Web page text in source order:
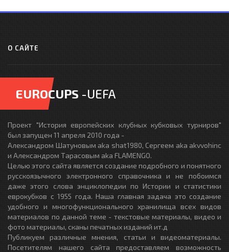
О САЙТЕ
EUROCUPS -UEFA
Проект "История европейских клубных кубковых турниров"
был запущен 11 апреля 2010 года -
Александром Шатуновым aka shat1980, Сергеем aka akvvohinc
и Александром Тарасовым aka FLAMENGO.
Целью этого сайта является создание подробного и понятного
русскоязычного электронного справочника и не побоимся
даже этого слова энциклопедии по Истории и статистики
еврокубков с 1955 года. Наша главная задача это создание
удобного и многофункционального хранилища всех видов
материалов по данной теме - текстовые материалы, видео и
фото материалы, сканы печатных изданий ит.д
Публикуем различные мнения, статьи и видеоматериалы.
Посетителям нашего сайта предоставляем возможность